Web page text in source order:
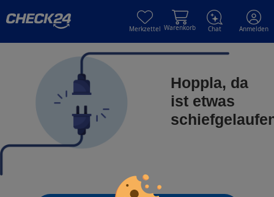
Merkzettel Warenkorb Chat Anmelden
Hoppla, da
ist etwas